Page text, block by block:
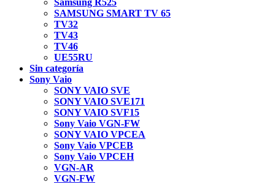
Samsung R525
SAMSUNG SMART TV 65
TV32
TV43
TV46
UE55RU
Sin categoría
Sony Vaio
SONY VAIO SVE
SONY VAIO SVE171
SONY VAIO SVF15
Sony Vaio VGN-FW
SONY VAIO VPCEA
Sony Vaio VPCEB
Sony Vaio VPCEH
VGN-AR
VGN-FW